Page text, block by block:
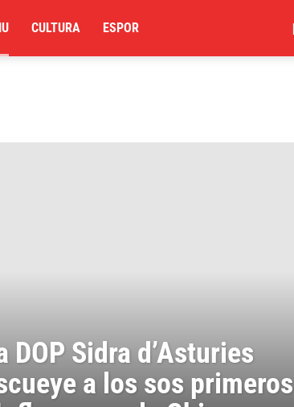
CULTURA ESPOR
DOP Sidra d’Asturies
a los sos primeros